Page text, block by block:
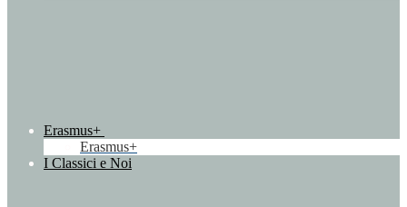
Erasmus+
Erasmus+
I Classici e Noi